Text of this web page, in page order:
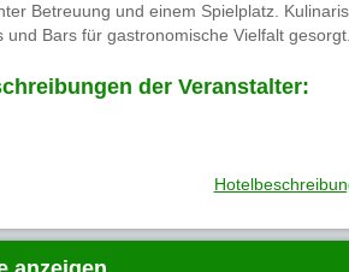
Betreuung und einem Spielplatz.
und Bars für gastronomische Vielfalt gesorgt.
der Veranstalter: